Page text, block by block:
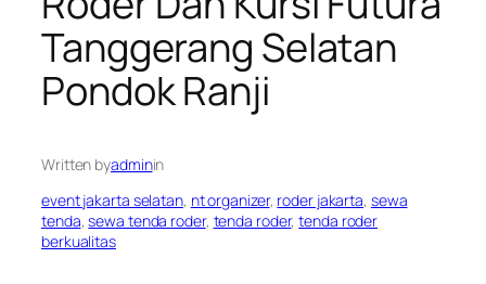
Tanggerang Selatan
Pondok Ranji
Written byadminin
event jakarta selatan, nt organizer, roder jakarta, sewa
tenda, sewa tenda roder, tenda roder, tenda roder
berkualitas